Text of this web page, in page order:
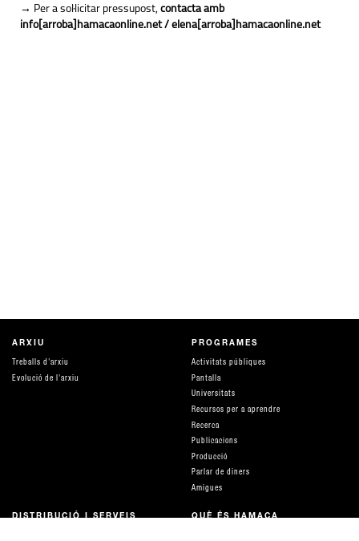
→ Per a sol·licitar pressupost, contacta amb
info[arroba]hamacaonline.net / elena[arroba]hamacaonline.net
ARXIU
Treballs d'arxiu
Evolució de l'arxiu
PROGRAMES
Activitats públiques
Pantalla
Universitats
Recursos per a aprendre
Recerca
Publicacions
Producció
Parlar de diners
Amigues
DISTRIBUCIÓ I SERVEIS QUÈ ÉS HAMACA